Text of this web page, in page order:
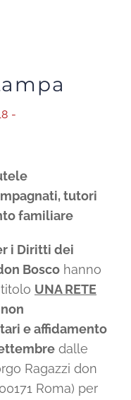
ora
Solidale
-
tutori
familiare
i Diritti dei
Boscohanno
UNA RETE
e affidamento
dalle
Ragazzi don
Roma) per